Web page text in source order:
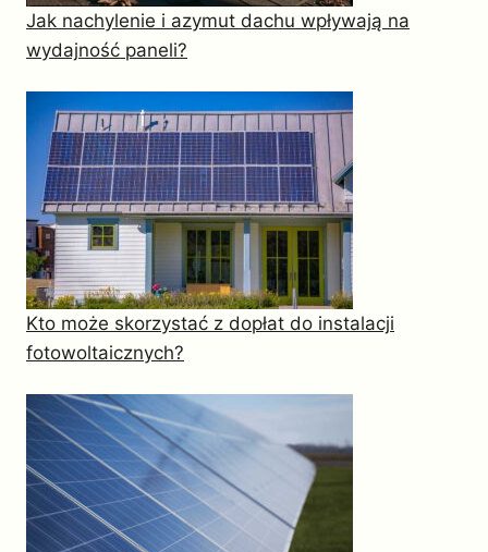
Jak nachylenie i azymut dachu wpływają na
wydajność paneli?
Kto może skorzystać z dopłat do instalacji
fotowoltaicznych?